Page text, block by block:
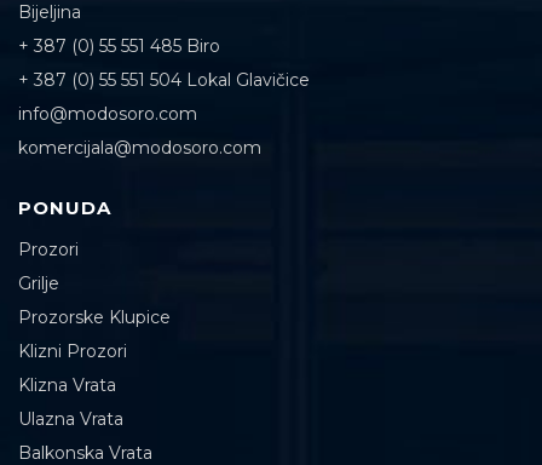
Bijeljina
+ 387 (0) 55 551 485 Biro
+ 387 (0) 55 551 504 Lokal Glavičice
info@modosoro.com
komercijala@modosoro.com
PONUDA
Prozori
Grilje
Prozorske Klupice
Klizni Prozori
Klizna Vrata
Ulazna Vrata
Balkonska Vrata